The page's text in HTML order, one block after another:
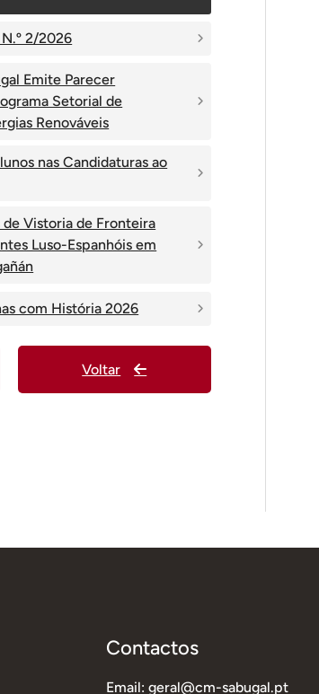
2/2026
Emite Parecer
Setorial de
Renováveis
nas Candidaturas ao
de Vistoria de Fronteira
Luso-Espanhóis em
com História 2026
Voltar
Contactos
Email: geral@cm-sabugal.pt